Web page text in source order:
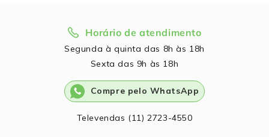
Horário de atendimento
Segunda à quinta das 8h às 18h
Sexta das 9h às 18h
Compre pelo WhatsApp
Televendas (11) 2723-4550